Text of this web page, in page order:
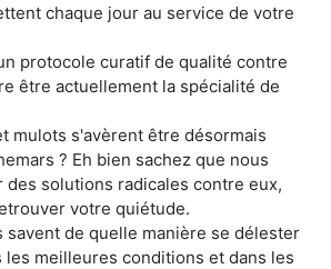
chaque jour au service de votre
protocole curatif de qualité contre
être actuellement la spécialité de
mulots s'avèrent être désormais
? Eh bien sachez que nous
des solutions radicales contre eux,
votre quiétude.
savent de quelle manière se délester
les meilleures conditions et dans les